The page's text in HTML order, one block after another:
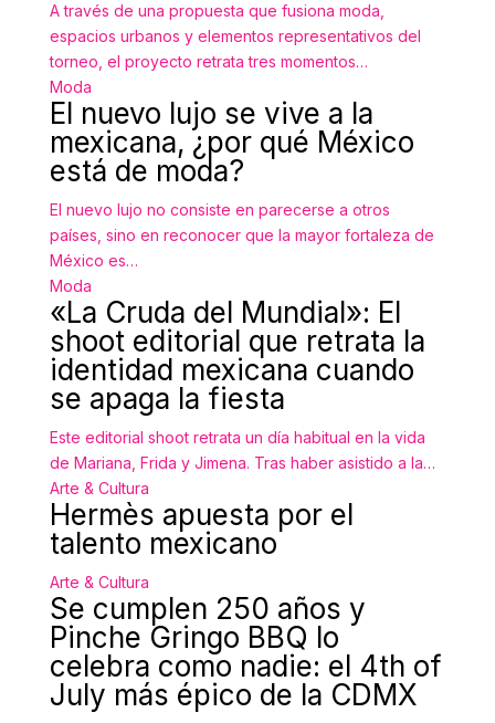
A través de una propuesta que fusiona moda,
espacios urbanos y elementos representativos del
torneo, el proyecto retrata tres momentos…
Moda
El nuevo lujo se vive a la
mexicana, ¿por qué México
está de moda?
El nuevo lujo no consiste en parecerse a otros
países, sino en reconocer que la mayor fortaleza de
México es…
Moda
«La Cruda del Mundial»: El
shoot editorial que retrata la
identidad mexicana cuando
se apaga la fiesta
Este editorial shoot retrata un día habitual en la vida
de Mariana, Frida y Jimena. Tras haber asistido a la…
Arte & Cultura
Hermès apuesta por el
talento mexicano
Arte & Cultura
Se cumplen 250 años y
Pinche Gringo BBQ lo
celebra como nadie: el 4th of
July más épico de la CDMX